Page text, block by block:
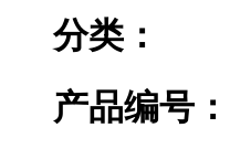
分类：
产品编号